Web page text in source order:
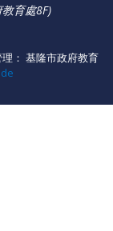
育處8F)
： 基隆市政府教育